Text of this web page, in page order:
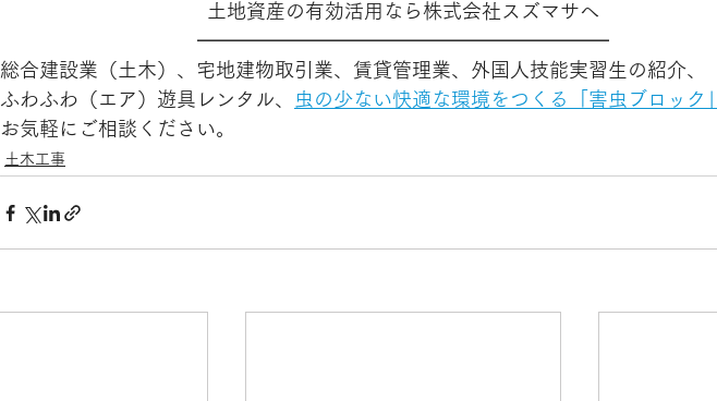
土地資産の有効活用なら株式会社スズマサへ
━━━━━━━━━━━━━━━━━━━━━
総合建設業（土木）、宅地建物取引業、賃貸管理業、外国人技能実習生の紹介、
ふわふわ（エア）遊具レンタル、
虫の少ない快適な環境をつくる「害虫ブロック」
お気軽にご相談ください。
土木工事